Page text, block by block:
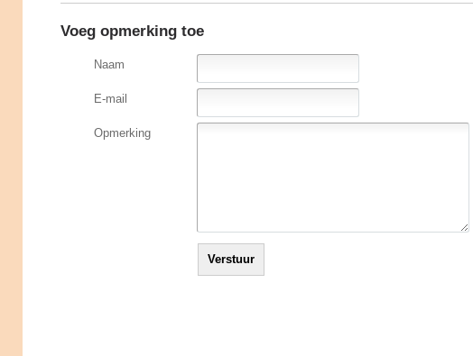
Voeg opmerking toe
Naam
E-mail
Opmerking